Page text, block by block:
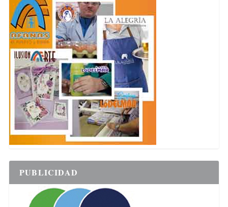
PUBLICIDAD